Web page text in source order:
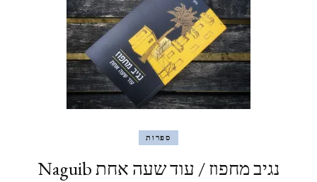
ספרות
נגיב מחפוז / עוד שעה אחת Naguib